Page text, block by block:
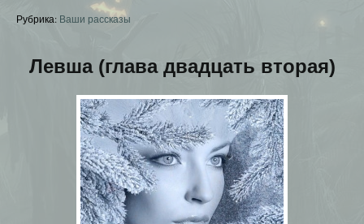
Рубрика: Ваши рассказы
Левша (глава двадцать вторая)